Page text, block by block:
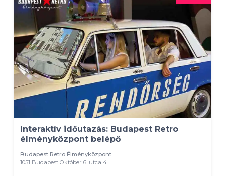
Interaktív időutazás: Budapest Retro
élményközpont belépő
Budapest Retro Élményközpont
1051 Budapest Október 6. utca 4.